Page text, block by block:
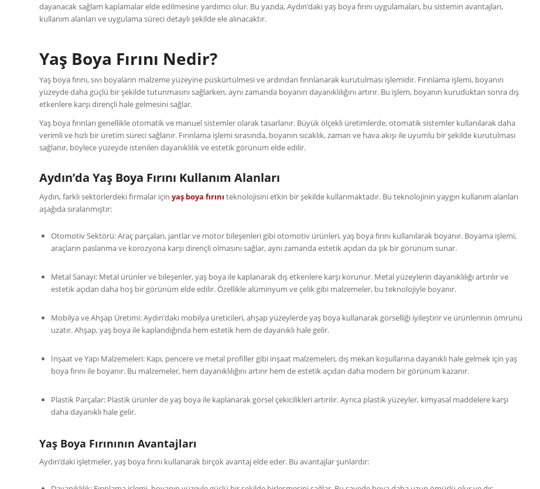
dayanacak sağlam kaplamalar elde edilmesine yardımcı olur. Bu yazıda, Aydın’daki yaş boya fırını uygulamaları, bu sistemin avantajları,
kullanım alanları ve uygulama süreci detaylı şekilde ele alınacaktır.
Yaş Boya Fırını Nedir?
Yaş boya fırını, sıvı boyaların malzeme yüzeyine püskürtülmesi ve ardından fırınlanarak kurutulması işlemidir. Fırınlama işlemi, boyanın
yüzeyde daha güçlü bir şekilde tutunmasını sağlarken, aynı zamanda boyanın dayanıklılığını artırır. Bu işlem, boyanın kuruduktan sonra dış
etkenlere karşı dirençli hale gelmesini sağlar.
Yaş boya fırınları genellikle otomatik ve manuel sistemler olarak tasarlanır. Büyük ölçekli üretimlerde, otomatik sistemler kullanılarak daha
verimli ve hızlı bir üretim süreci sağlanır. Fırınlama işlemi sırasında, boyanın sıcaklık, zaman ve hava akışı ile uyumlu bir şekilde kurutulması
sağlanır, böylece yüzeyde istenilen dayanıklılık ve estetik görünüm elde edilir.
Aydın’da Yaş Boya Fırını Kullanım Alanları
Aydın, farklı sektörlerdeki firmalar için yaş boya fırını teknolojisini etkin bir şekilde kullanmaktadır. Bu teknolojinin yaygın kullanım alanları
aşağıda sıralanmıştır:
Otomotiv Sektörü: Araç parçaları, jantlar ve motor bileşenleri gibi otomotiv ürünleri, yaş boya fırını kullanılarak boyanır. Boyama işlemi,
araçların paslanma ve korozyona karşı dirençli olmasını sağlar, aynı zamanda estetik açıdan da şık bir görünüm sunar.
Metal Sanayi: Metal ürünler ve bileşenler, yaş boya ile kaplanarak dış etkenlere karşı korunur. Metal yüzeylerin dayanıklılığı artırılır ve
estetik açıdan daha hoş bir görünüm elde edilir. Özellikle alüminyum ve çelik gibi malzemeler, bu teknolojiyle boyanır.
Mobilya ve Ahşap Üretimi: Aydın’daki mobilya üreticileri, ahşap yüzeylerde yaş boya kullanarak görselliği iyileştirir ve ürünlerinin ömrünü
uzatır. Ahşap, yaş boya ile kaplandığında hem estetik hem de dayanıklı hale gelir.
İnşaat ve Yapı Malzemeleri: Kapı, pencere ve metal profiller gibi inşaat malzemeleri, dış mekan koşullarına dayanıklı hale gelmek için yaş
boya fırını ile boyanır. Bu malzemeler, hem dayanıklılığını artırır hem de estetik açıdan daha modern bir görünüm kazanır.
Plastik Parçalar: Plastik ürünler de yaş boya ile kaplanarak görsel çekicilikleri artırılır. Ayrıca plastik yüzeyler, kimyasal maddelere karşı
daha dayanıklı hale gelir.
Yaş Boya Fırınının Avantajları
Aydın’daki işletmeler, yaş boya fırını kullanarak birçok avantaj elde eder. Bu avantajlar şunlardır: